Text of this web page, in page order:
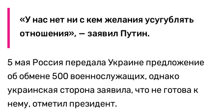
«У нас нет ни с кем желания усугублять
отношения», — заявил Путин.
5 мая Россия передала Украине предложение
об обмене 500 военнослужащих, однако
украинская сторона заявила, что не готова к
нему, отметил президент.